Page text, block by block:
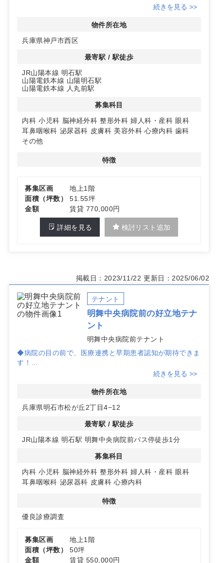
◆近隣にはスーパーやドラッグストア、中学校などあり視
続きを見る >>
物件所在地
兵庫県神戸市西区
最寄駅 / 駅徒歩
JR山陽本線 明石駅
山陽電鉄本線 山陽明石駅
山陽電鉄本線 人丸前駅
募集科目
内科 小児科 脳神経外科 整形外科 婦人科・産科 眼科
耳鼻咽喉科 泌尿器科 皮膚科 美容外科 心療内科 歯科
その他
特徴
募集区画
地上1階
面積（坪数）
51.55坪
金額
賃貸 770,000円
詳細を見る 検討リスト追加
掲載日：2023/11/22 更新日：2025/06/02
テナント
明舞中央病院前の好立地テナ
ント
明舞中央病院前テナント
◆病院の目の前で、医療連携と早期患者認知が期待できま
す！
◆商業施設が隣接し、スーパーや郵便局へのアクセスも抜
群の便利なロケーション！
詳細はお気軽にお問い合わせください。
続きを見る >>
物件所在地
兵庫県明石市松が丘2丁目4−12
最寄駅 / 駅徒歩
JR山陽本線 明石駅 明舞中央病院前バス停徒歩1分
募集科目
内科 小児科 脳神経外科 整形外科 婦人科・産科 眼科
耳鼻咽喉科 泌尿器科 皮膚科 心療内科
特徴
優良診療調査
募集区画
地上1階
面積（坪数）
50坪
金額
賃貸 550,000円